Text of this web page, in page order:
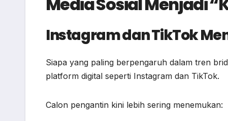
Instagram dan TikTok
Siapa yang paling berpengaruh dalam tren
platform digital seperti Instagram dan TikTok.
Calon pengantin kini lebih sering menemukan: